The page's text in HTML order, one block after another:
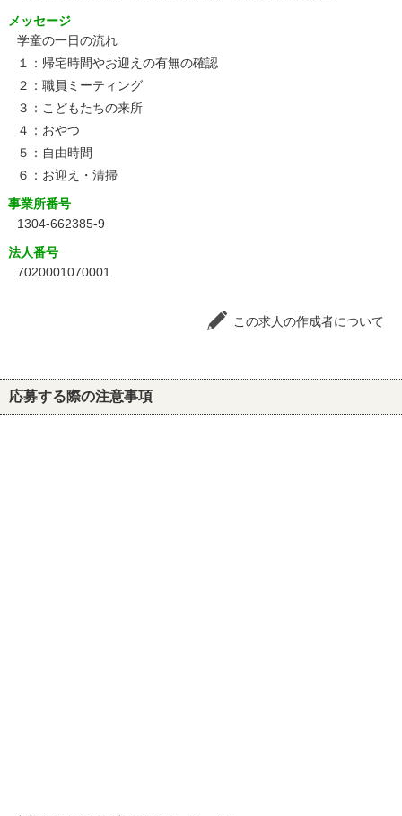
メッセージ
学童の一日の流れ
１：帰宅時間やお迎えの有無の確認
２：職員ミーティング
３：こどもたちの来所
４：おやつ
５：自由時間
６：お迎え・清掃
事業所番号
1304-662385-9
法人番号
7020001070001
この求人の作成者について
応募する際の注意事項